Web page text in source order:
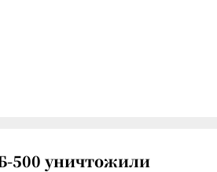
500 уничтожили